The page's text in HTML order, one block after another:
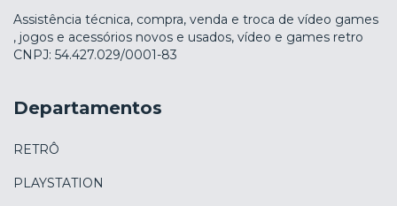
Assistência técnica, compra, venda e troca de vídeo games
, jogos e acessórios novos e usados, vídeo e games retro
CNPJ: 54.427.029/0001-83
Departamentos
RETRÔ
PLAYSTATION